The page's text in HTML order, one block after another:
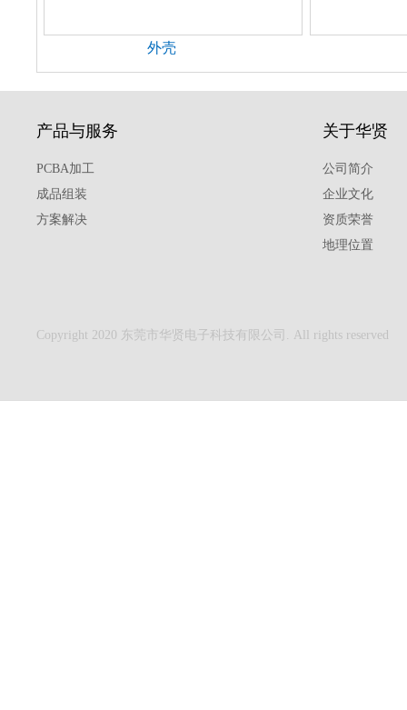
外壳
产品与服务
PCBA加工
成品组装
方案解决
关于华贤
公司简介
企业文化
资质荣誉
地理位置
Copyright 2020 东莞市华贤电子科技有限公司. All rights reserved